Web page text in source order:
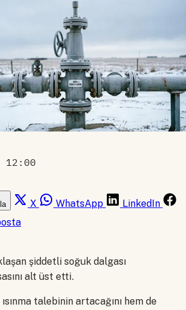
12:00
X WhatsApp
LinkedIn
şiddetli soğuk dalgası
alt üst etti.
talebinin artacağını hem de